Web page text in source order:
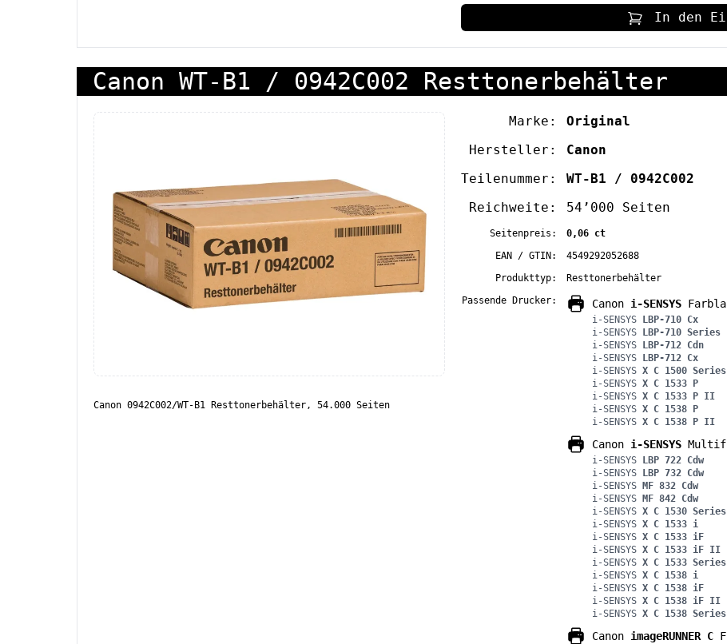
In den
Canon WT-B1 / 0942C002 Resttonerbehälter
Canon 0942C002/WT-B1 Resttonerbehälter, 54.000 Seiten
Marke:
Original
Hersteller:
Canon
Teilenummer:
WT-B1 / 0942C002
Reichweite:
54’000 Seiten
Seitenpreis:
0,06 ct
EAN / GTIN:
4549292052688
Produkttyp:
Resttonerbehälter
Passende Drucker:
Canon i-SENSYS
i-SENSYS LBP-710 Cx
i-SENSYS LBP-710 Series
i-SENSYS LBP-712 Cdn
i-SENSYS LBP-712 Cx
i-SENSYS X C 1500 Series
i-SENSYS X C 1533 P
i-SENSYS X C 1533 P II
i-SENSYS X C 1538 P
i-SENSYS X C 1538 P II
Canon i-SENSYS
i-SENSYS LBP 722 Cdw
i-SENSYS LBP 732 Cdw
i-SENSYS MF 832 Cdw
i-SENSYS MF 842 Cdw
i-SENSYS X C 1530 Series
i-SENSYS X C 1533 i
i-SENSYS X C 1533 iF
i-SENSYS X C 1533 iF II
i-SENSYS X C 1533 Series
i-SENSYS X C 1538 i
i-SENSYS X C 1538 iF
i-SENSYS X C 1538 iF II
i-SENSYS X C 1538 Series
Canon imageRUNNER C